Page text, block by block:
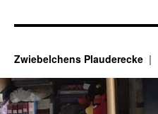
Zwiebelchens Plauderecke